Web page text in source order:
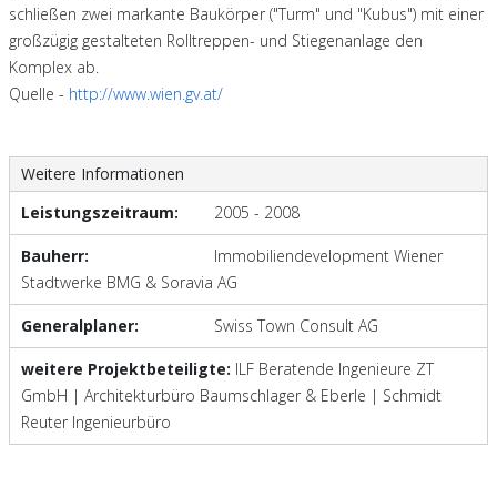
schließen zwei markante Baukörper ("Turm" und "Kubus") mit einer
großzügig gestalteten Rolltreppen- und Stiegenanlage den
Komplex ab.
Quelle - http://www.wien.gv.at/
Weitere Informationen
Leistungszeitraum:
2005 - 2008
Bauherr:
Immobiliendevelopment Wiener
Stadtwerke BMG & Soravia AG
Generalplaner: Swiss Town Consult AG
weitere Projektbeteiligte: ILF Beratende Ingenieure ZT
GmbH | Architekturbüro Baumschlager & Eberle | Schmidt
Reuter Ingenieurbüro